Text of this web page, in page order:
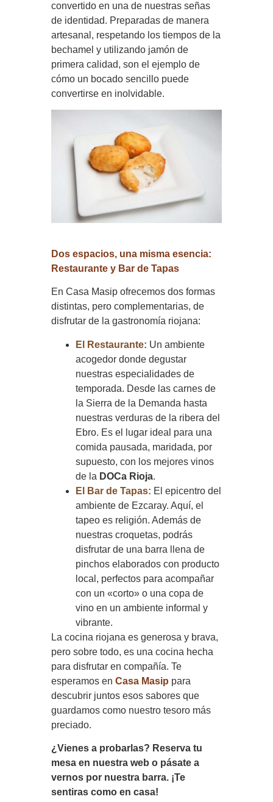
convertido en una de nuestras señas
de identidad. Preparadas de manera
artesanal, respetando los tiempos de la
bechamel y utilizando jamón de
primera calidad, son el ejemplo de
cómo un bocado sencillo puede
convertirse en inolvidable.
Dos espacios, una misma esencia:
Restaurante y Bar de Tapas
En Casa Masip ofrecemos dos formas
distintas, pero complementarias, de
disfrutar de la gastronomía riojana:
El Restaurante: Un ambiente
acogedor donde degustar
nuestras especialidades de
temporada. Desde las carnes de
la Sierra de la Demanda hasta
nuestras verduras de la ribera del
Ebro. Es el lugar ideal para una
comida pausada, maridada, por
supuesto, con los mejores vinos
de la DOCa Rioja.
El Bar de Tapas: El epicentro del
ambiente de Ezcaray. Aquí, el
tapeo es religión. Además de
nuestras croquetas, podrás
disfrutar de una barra llena de
pinchos elaborados con producto
local, perfectos para acompañar
con un «corto» o una copa de
vino en un ambiente informal y
vibrante.
La cocina riojana es generosa y brava,
pero sobre todo, es una cocina hecha
para disfrutar en compañía. Te
esperamos enCasa Masip para
descubrir juntos esos sabores que
guardamos como nuestro tesoro más
preciado.
¿Vienes a probarlas? Reserva tu
mesa en nuestra web o pásate a
vernos por nuestra barra. ¡Te
sentiras como en casa!